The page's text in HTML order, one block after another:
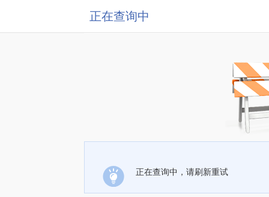
正在查询中
正在查询中，请刷新重试